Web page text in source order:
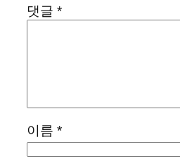
댓글 *
이름 *